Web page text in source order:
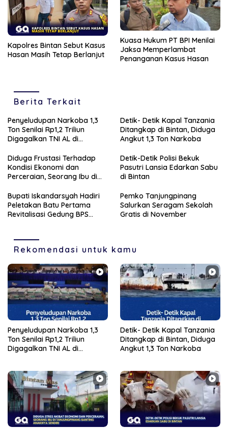
Kapolres Bintan Sebut Kasus
Hasan Masih Tetap Berlanjut
Kuasa Hukum PT BPI Menilai
Jaksa Memperlambat
Penanganan Kasus Hasan
Berita Terkait
Penyeludupan Narkoba 1,3
Ton Senilai Rp1,2 Triliun
Digagalkan TNI AL di
Detik- Detik Kapal Tanzania
Ditangkap di Bintan, Diduga
Angkut 1,3 Ton Narkoba
Diduga Frustasi Terhadap
Kondisi Ekonomi dan
Perceraian, Seorang Ibu di
Anaknya Sendiri
Detik-Detik Polisi Bekuk
Pasutri Lansia Edarkan Sabu
di Bintan
Bupati Iskandarsyah Hadiri
Peletakan Batu Pertama
Revitalisasi Gedung BPS
Pemko Tanjungpinang
Salurkan Seragam Sekolah
Gratis di November
Rekomendasi untuk kamu
Penyeludupan Narkoba 1,3
Ton Senilai Rp1,2 Triliun
Digagalkan TNI AL di
Detik- Detik Kapal Tanzania
Ditangkap di Bintan, Diduga
Angkut 1,3 Ton Narkoba